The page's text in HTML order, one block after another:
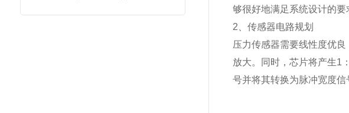
够很好地满足系统设计的要
2、传感器电路规划
压力传感器需要线性度优
放大。同时，芯片将产生1
号并将其转换为脉冲宽度信